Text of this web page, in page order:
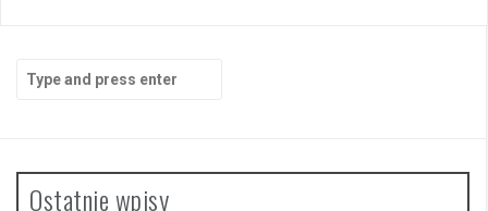
for:
Ostatnie wpisy